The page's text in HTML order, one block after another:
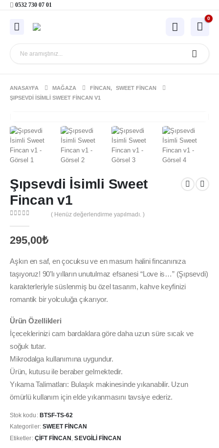
0532 730 07 01
0
ANASAYFA MAĞAZA FINCAN,
SWEET FINCAN
ŞIPSEVDI İSIMLI SWEET FINCAN V1
Şıpsevdi İsimli Sweet
Fincan v1
( Henüz değerlendirme yapılmadı. )
295,00₺
Aşkın en saf, en çocuksu ve en masum halini fincanınıza
taşıyoruz! 90’lı yılların unutulmaz efsanesi “Love is…” (Şıpsevdi)
karakterleriyle süslenmiş bu özel tasarım, kahve keyfinizi
romantik bir yolculuğa çıkarıyor.
Ürün Özellikleri
İçeceklerinizi cam bardaklara göre daha uzun süre sıcak ve
soğuk tutar.
Mikrodalga kullanımına uygundur.
Ürün, kutusu ile beraber gelmektedir.
Yıkama Talimatları: Bulaşık makinesinde yıkanabilir. Uzun
ömürlü kullanım için elde yıkanmasını tavsiye ederiz.
Stok kodu: BTSF-TS-62
Kategoriler: SWEET FINCAN
Etiketler: ÇIFT FINCAN ,SEVGILI FINCAN